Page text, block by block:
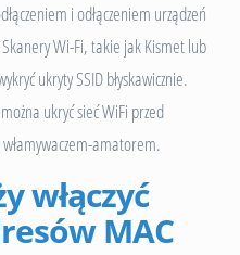
i odłączeniem urządzeń
Wi-Fi, takie jak Kismet lub
ukryty SSID błyskawicznie.
ukryć sieć WiFi przed
amatorem.
włączyć
MAC